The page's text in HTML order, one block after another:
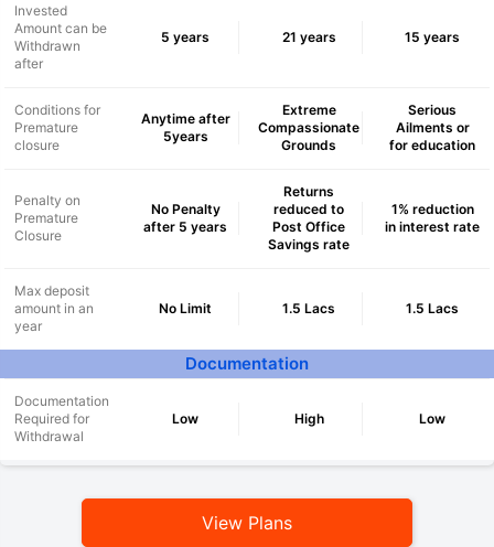
Invested
Amount can be
Withdrawn
after
5 years 21 years 15 years
Conditions for
Premature
closure
Anytime after
5years
Extreme
Compassionate
Grounds
Serious
Ailments or
for education
Penalty on
Premature
Closure
No Penalty
after 5 years
Returns
reduced to
Post Office
Savings rate
1% reduction
in interest rate
Max deposit
amount in an
year
No Limit 1.5 Lacs 1.5 Lacs
Documentation
Documentation
Required for
Withdrawal
Low High Low
View Plans
Wait a minute...
NOTHING IS MORE IMPORTANT THAN
Securing Your Child's Future